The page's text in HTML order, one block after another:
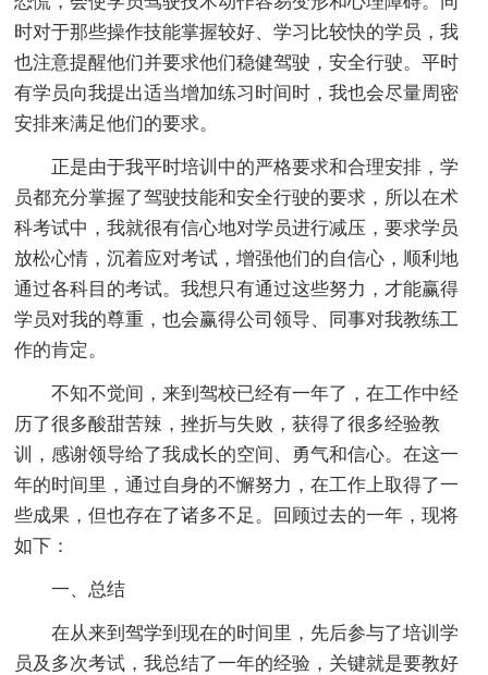
时对于那些操作技能掌握较好、学习比较快的学员，我
也注意提醒他们并要求他们稳健驾驶，安全行驶。平时
有学员向我提出适当增加练习时间时，我也会尽量周密
安排来满足他们的要求。
正是由于我平时培训中的严格要求和合理安排，学
员都充分掌握了驾驶技能和安全行驶的要求，所以在术
科考试中，我就很有信心地对学员进行减压，要求学员
放松心情，沉着应对考试，增强他们的自信心，顺利地
通过各科目的考试。我想只有通过这些努力，才能赢得
学员对我的尊重，也会赢得公司领导、同事对我教练工
作的肯定。
不知不觉间，来到驾校已经有一年了，在工作中经
历了很多酸甜苦辣，挫折与失败，获得了很多经验教
训，感谢领导给了我成长的空间、勇气和信心。在这一
年的时间里，通过自身的不懈努力，在工作上取得了一
些成果，但也存在了诸多不足。回顾过去的一年，现将
如下：
一、总结
在从来到驾学到现在的时间里，先后参与了培训学
员及多次考试，我总结了一年的经验，关键就是要教好